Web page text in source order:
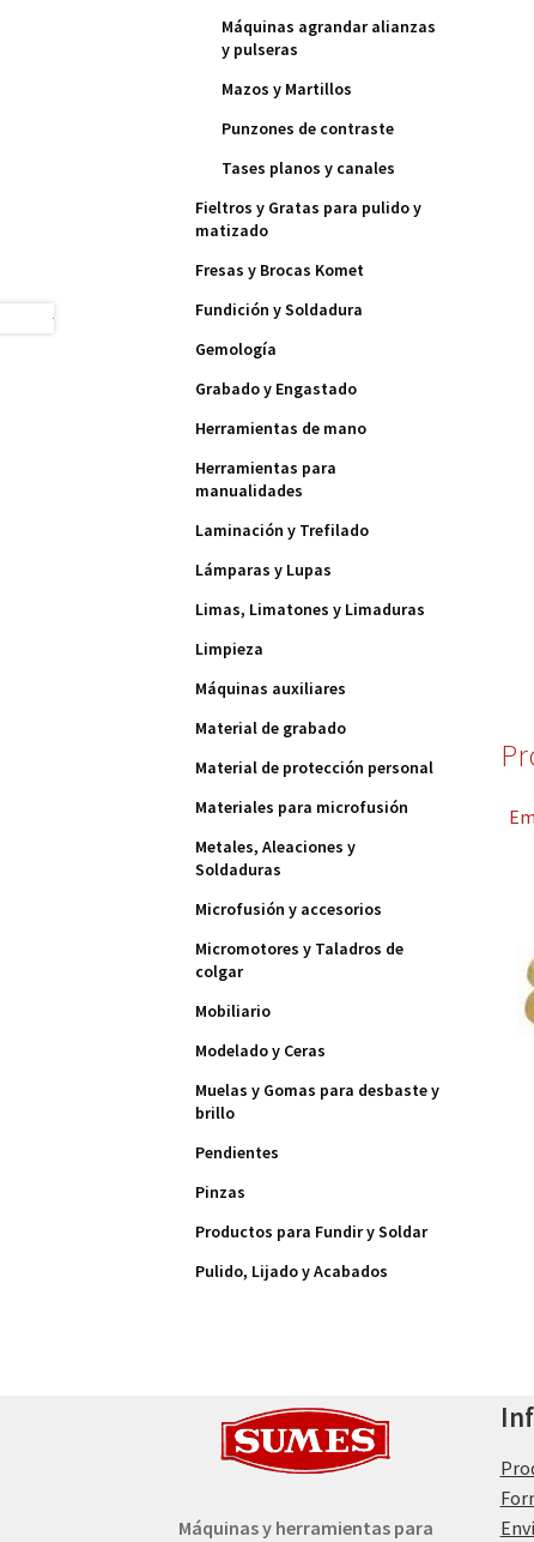
Máquinas agrandar alianzas
y pulseras
Mazos y Martillos
Punzones de contraste
Tases planos y canales
Fieltros y Gratas para pulido y
matizado
Fresas y Brocas Komet
Fundición y Soldadura
Gemología
Grabado y Engastado
Herramientas de mano
Herramientas para
manualidades
Laminación y Trefilado
Lámparas y Lupas
Limas, Limatones y Limaduras
Limpieza
Máquinas auxiliares
Material de grabado
Material de protección personal
Materiales para microfusión
Metales, Aleaciones y
Soldaduras
Microfusión y accesorios
Micromotores y Taladros de
colgar
Mobiliario
Modelado y Ceras
Muelas y Gomas para desbaste y
brillo
Pendientes
Pinzas
Productos para Fundir y Soldar
Pulido, Lijado y Acabados
Máquinas y herramientas para